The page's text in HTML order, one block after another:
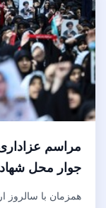
مراسم
جوار محل
همزمان با سالروز